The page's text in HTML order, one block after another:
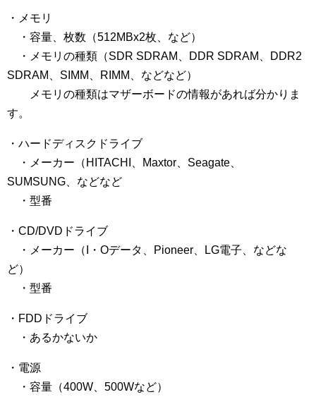
・メモリ
・容量、枚数（512MBx2枚、など）
・メモリの種類（SDR SDRAM、DDR SDRAM、DDR2
SDRAM、SIMM、RIMM、などなど）
メモリの種類はマザーボードの情報があれば分かりま
す。
・ハードディスクドライブ
・メーカー（HITACHI、Maxtor、Seagate、
SUMSUNG、などなど
・型番
・CD/DVDドライブ
・メーカー（I・Oデータ、Pioneer、LG電子、などな
ど）
・型番
・FDDドライブ
・あるかないか
・電源
・容量（400W、500Wなど）